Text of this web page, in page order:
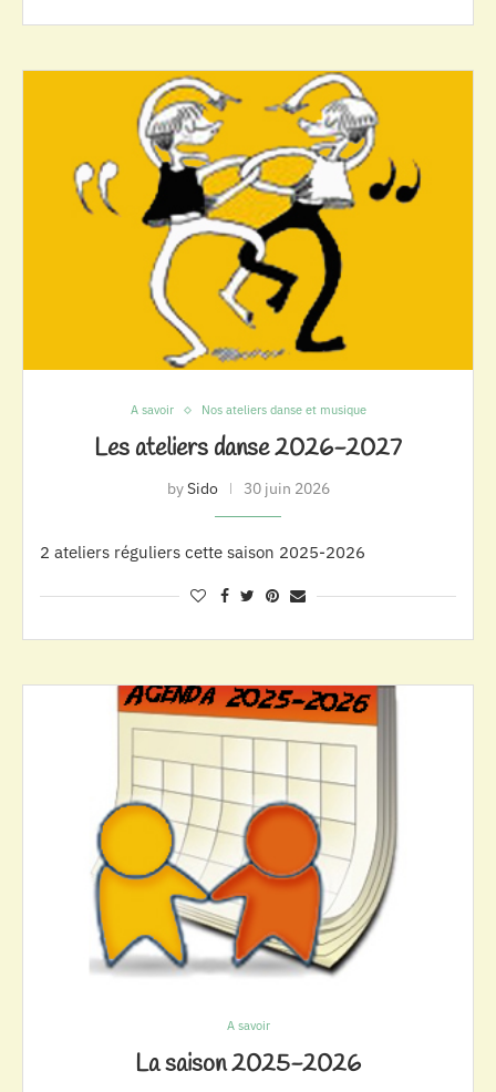
A savoir Nos ateliers danse et musique
Les ateliers danse 2026-2027
bySido 30 juin 2026
2 ateliers réguliers cette saison 2025-2026
A savoir
La saison 2025-2026